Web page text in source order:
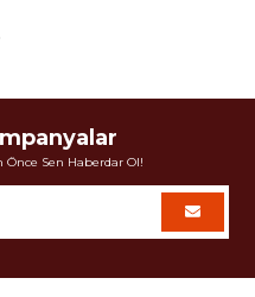
Önce Sen Haberdar Ol!